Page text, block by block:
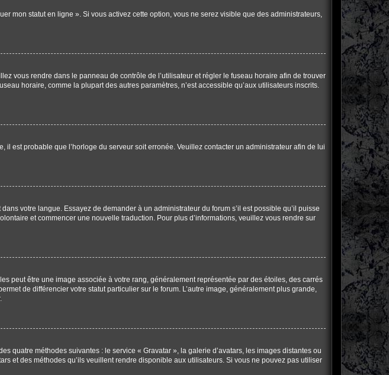
mon statut en ligne ». Si vous activez cette option, vous ne serez visible que des administrateurs,
vous rendre dans le panneau de contrôle de l’utilisateur et régler le fuseau horaire afin de trouver
horaire, comme la plupart des autres paramètres, n’est accessible qu’aux utilisateurs inscrits.
il est probable que l’horloge du serveur soit erronée. Veuillez contacter un administrateur afin de lui
votre langue. Essayez de demander à un administrateur du forum s’il est possible qu’il puisse
et commencer une nouvelle traduction. Pour plus d’informations, veuillez vous rendre sur
peut être une image associée à votre rang, généralement représentée par des étoiles, des carrés
de différencier votre statut particulier sur le forum. L’autre image, généralement plus grande,
quatre méthodes suivantes : le service « Gravatar », la galerie d’avatars, les images distantes ou
et des méthodes qu’ils veuillent rendre disponible aux utilisateurs. Si vous ne pouvez pas utiliser